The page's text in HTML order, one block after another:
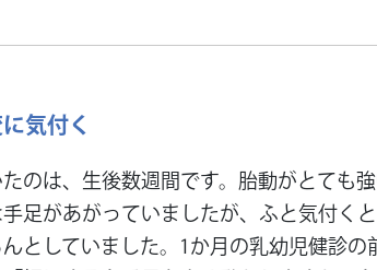
気付く
のは、生後数週間です。胎動がとても
足があがっていましたが、ふと気付く
としていました。1か月の乳幼児健診の